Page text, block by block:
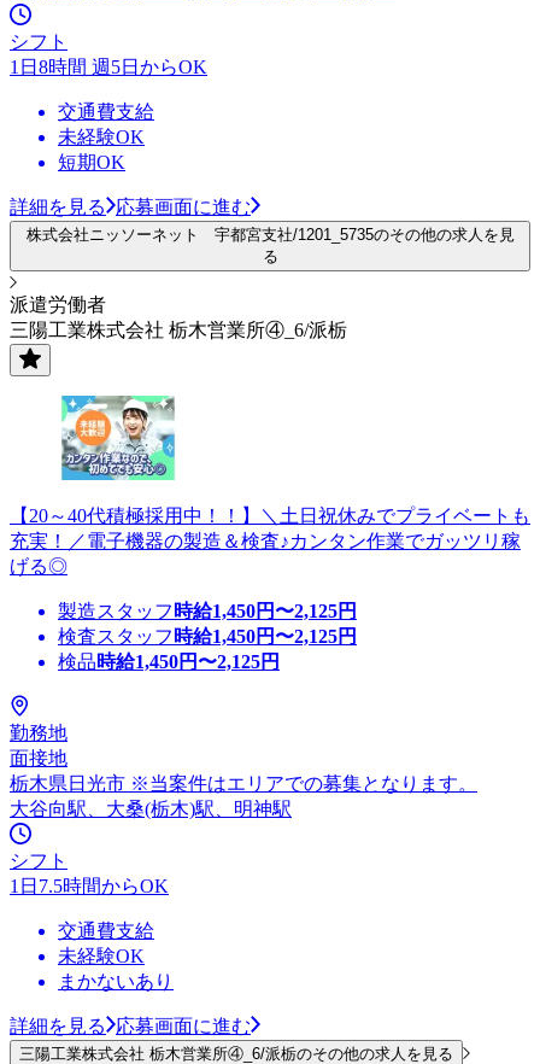
シフト
1日8時間 週5日からOK
交通費支給
未経験OK
短期OK
詳細を見る 応募画面に進む
株式会社ニッソーネット 宇都宮支社/1201_5735のその他の求人を見
る
派遣労働者
三陽工業株式会社 栃木営業所④_6/派栃
【20～40代積極採用中！！】＼土日祝休みでプライベートも
充実！／電子機器の製造＆検査♪カンタン作業でガッツリ稼
げる◎
製造スタッフ 時給1,450円〜2,125円
検査スタッフ 時給1,450円〜2,125円
検品時給1,450円〜2,125円
勤務地
面接地
栃木県日光市 ※当案件はエリアでの募集となります。
大谷向駅、大桑(栃木)駅、明神駅
シフト
1日7.5時間からOK
交通費支給
未経験OK
まかないあり
詳細を見る 応募画面に進む
三陽工業株式会社 栃木営業所④_6/派栃のその他の求人を見る